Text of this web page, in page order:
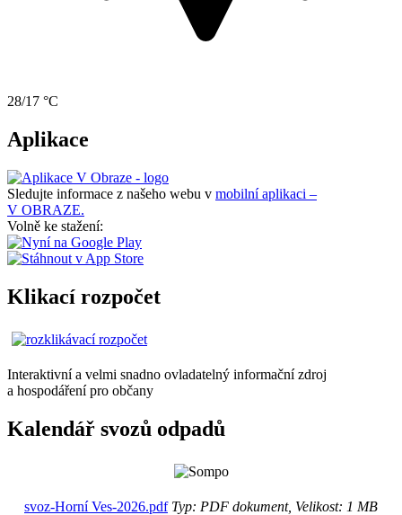
28/17 °C
Aplikace
Sledujte informace z našeho webu v mobilní aplikaci –
V OBRAZE.
Volně ke stažení:
Klikací rozpočet
Interaktivní a velmi snadno ovladatelný informační zdroj
a hospodáření pro občany
Kalendář svozů odpadů
svoz-Horní Ves-2026.pdfTyp: PDF dokument, Velikost: 1 MB